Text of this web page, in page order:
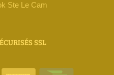
Ste Le Cam
SSL